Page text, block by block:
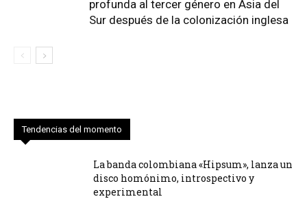
profunda al tercer género en Asia del
Sur después de la colonización inglesa
Tendencias del momento
La banda colombiana «Hipsum», lanza un
disco homónimo, introspectivo y
experimental